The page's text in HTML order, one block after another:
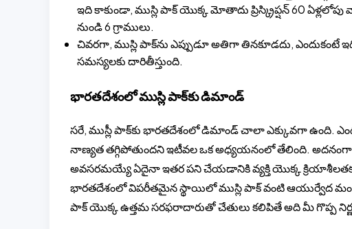
ఇది కాకుండా, ముస్లి పాక్ యొక్క మోతాదు ప్రిస్క్రిప్షన్ 60 ఏళ్లలోపు
నుండి 6 గ్రాములు.
చివరగా, ముస్లి పాక్‌ను ఎప్పుడూ అతిగా తినకూడదు,
సమస్యలకు దారితీస్తుంది.
భారతదేశంలో ముస్లి పాక్‌కు డిమాండ్
సరే, ముస్లీ పాక్‌కు భారతదేశంలో డిమాండ్ చాలా ఎక్కువగా ఉంది.
నాణ్యత తగ్గిపోతుందని ఇటీవల ఒక అధ్యయనంలో తేలింది.
అవసరమయ్యే ఏదైనా ఇతర పని చేయడానికి వ్యక్తి యొక్క క్రియాశీలతకు
భారతదేశంలో విపరీతమైన స్థాయిలో ముస్లి పాక్ వంటి ఆయుర్వేద
పాక్ యొక్క ఉత్తమ సరఫరాదారుతో చేతులు కలిపితే అది మీ గొప్ప